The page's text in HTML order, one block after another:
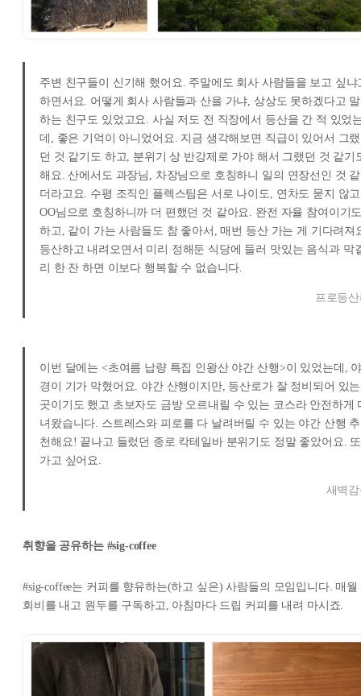
주변 친구들이 신기해 했어요. 주말에도 회사 사람들을 보고 싶냐
하면서요. 어떻게 회사 사람들과 산을 가냐, 상상도 못하겠다고 말
하는 친구도 있었고요. 사실 저도 전 직장에서 등산을 간 적 있었
데, 좋은 기억이 아니었어요. 지금 생각해보면 직급이 있어서 그랬
던 것 같기도 하고, 분위기 상 반강제로 가야 해서 그랬던 것 같기
해요. 산에서도 과장님, 차장님으로 호칭하니 일의 연장선인 것 같
더라고요. 수평 조직인 플렉스팀은 서로 나이도, 연차도 묻지 않고
OO님으로 호칭하니까 더 편했던 것 같아요. 완전 자율 참여이기
하고, 같이 가는 사람들도 참 좋아서, 매번 등산 가는 게 기다려져
등산하고 내려오면서 미리 정해둔 식당에 들러 맛있는 음식과 막
리 한 잔 하면 이보다 행복할 수 없습니다.
프로등
이번 달에는 <초여름 납량 특집 인왕산 야간 산행>이 있었는데,
경이 기가 막혔어요. 야간 산행이지만, 등산로가 잘 정비되어 있는
곳이기도 했고 초보자도 금방 오르내릴 수 있는 코스라 안전하게
녀왔습니다. 스트레스와 피로를 다 날려버릴 수 있는 야간 산행 추
천해요! 끝나고 들렀던 종로 칵테일바 분위기도 정말 좋았어요. 또
가고 싶어요.
새벽
취향을 공유하는 #sig-coffee
#sig-coffee는 커피를 향유하는(하고 싶은) 사람들의 모임입니다. 매월
회비를 내고 원두를 구독하고, 아침마다 드립 커피를 내려 마시죠.